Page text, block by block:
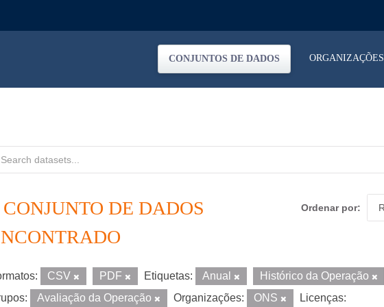
CONJUNTOS DE DADOS ORGANIZAÇÕES
Ordenar por
CONJUNTO DE DADOS
CSV PDF Etiquetas: Anual Histórico da Operação
Avaliação da Operação Organizações: ONS Licenças: